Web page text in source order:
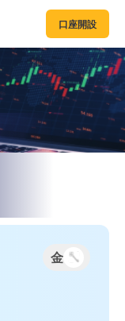
口座開設
金